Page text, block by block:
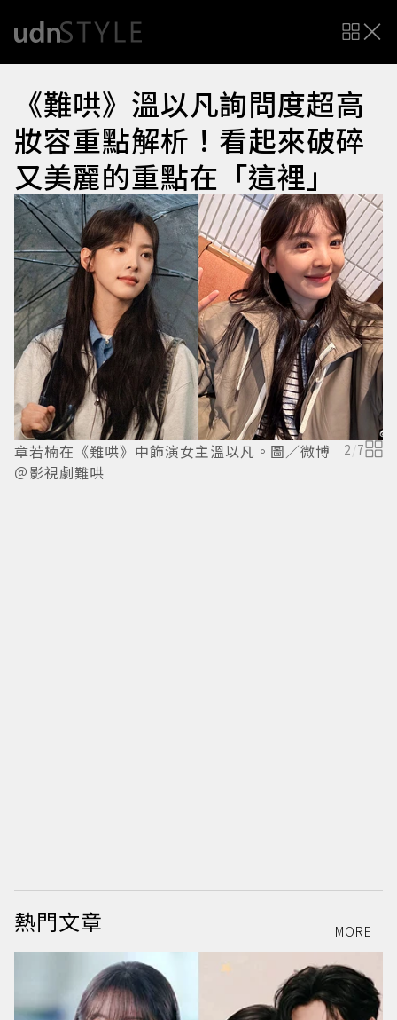
《難哄》溫以凡詢問度超高
妝容重點解析！看起來破碎
又美麗的重點在「這裡」
章若楠在《難哄》中飾演女主溫以凡。圖／微博
＠影視劇難哄
2/7
熱門文章 MORE